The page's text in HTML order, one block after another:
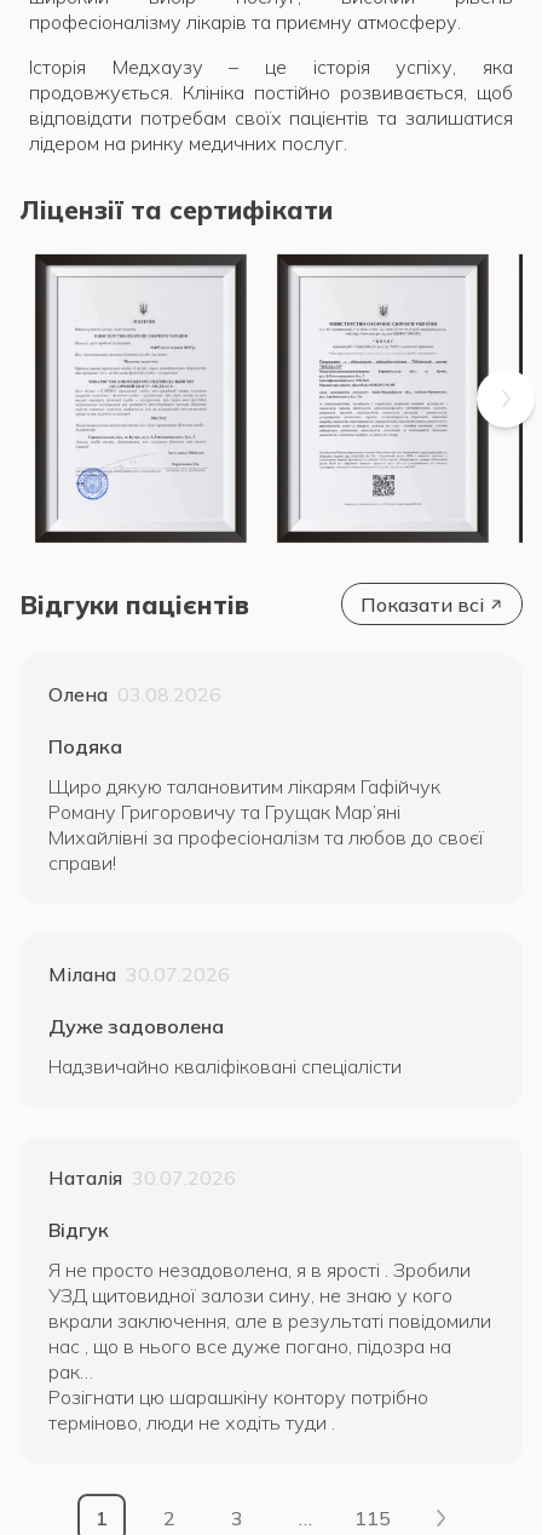
професіоналізму лікарів та приємну атмосферу.
Історія Медхаузу – це історія успіху, яка
продовжується. Клініка постійно розвивається, щоб
відповідати потребам своїх пацієнтів та залишатися
лідером на ринку медичних послуг.
Ліцензії та сертифікати
Відгуки пацієнтів Показати всі
Олена 03.08.2026
Подяка
Щиро дякую талановитим лікарям Гафійчук
Роману Григоровичу та Грущак Мар’яні
Михайлівні за професіоналізм та любов до своєї
справи!
Мілана 30.07.2026
Дуже задоволена
Надзвичайно кваліфіковані спеціалісти
Наталія 30.07.2026
Відгук
Я не просто незадоволена, я в ярості . Зробили
УЗД щитовидної залози сину, не знаю у кого
вкрали заключення, але в результаті повідомили
нас , що в нього все дуже погано, підозра на
рак…
Розігнати цю шарашкіну контору потрібно
терміново, люди не ходіть туди .
1 2 3 115